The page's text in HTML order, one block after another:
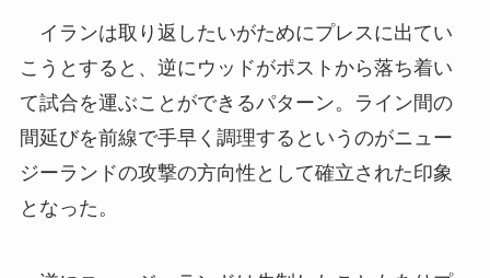
イランは取り返したいがためにプレスに出てい
こうとすると、逆にウッドがポストから落ち着い
て試合を運ぶことができるパターン。ライン間の
間延びを前線で手早く調理するというのがニュー
ジーランドの攻撃の方向性として確立された印象
となった。